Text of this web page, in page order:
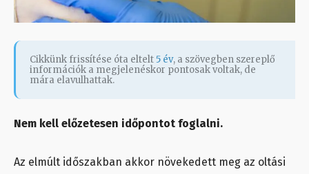
Cikkünk frissítése óta eltelt5 év, a szövegben szereplő
információk a megjelenéskor pontosak voltak, de
mára elavulhattak.
Nem kell előzetesen időpontot foglalni.
Az elmúlt időszakban akkor növekedett meg az oltási